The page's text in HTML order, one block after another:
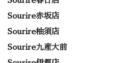
Sourire赤坂店
Sourire柚須店
Sourire九産大前